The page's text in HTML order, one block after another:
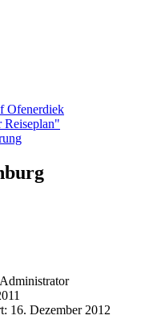
Ofenerdiek
Reiseplan"
Administrator
16. Dezember 2012